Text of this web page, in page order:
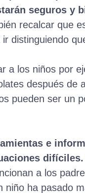
seguros y
recalcar que
ir distinguiendo
a los niños por
después de
pueden ser un
e
difíciles.
a los
niño ha pasado